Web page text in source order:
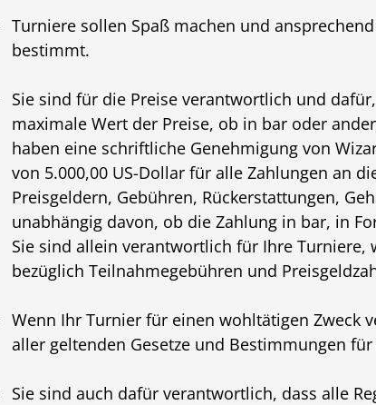
Turniere sollen Spaß machen und
bestimmt.
Sie sind für die Preise verantwortlich und
maximale Wert der Preise, ob in bar oder
haben eine schriftliche Genehmigung von
von 5.000,00 US-Dollar für alle Zahlungen an
Preisgeldern, Gebühren, Rückerstattungen,
unabhängig davon, ob die Zahlung in bar, in
Sie sind allein verantwortlich für Ihre
bezüglich Teilnahmegebühren und
Wenn Ihr Turnier für einen wohltätigen Zweck
aller geltenden Gesetze und Bestimmungen
Sie sind auch dafür verantwortlich, dass alle